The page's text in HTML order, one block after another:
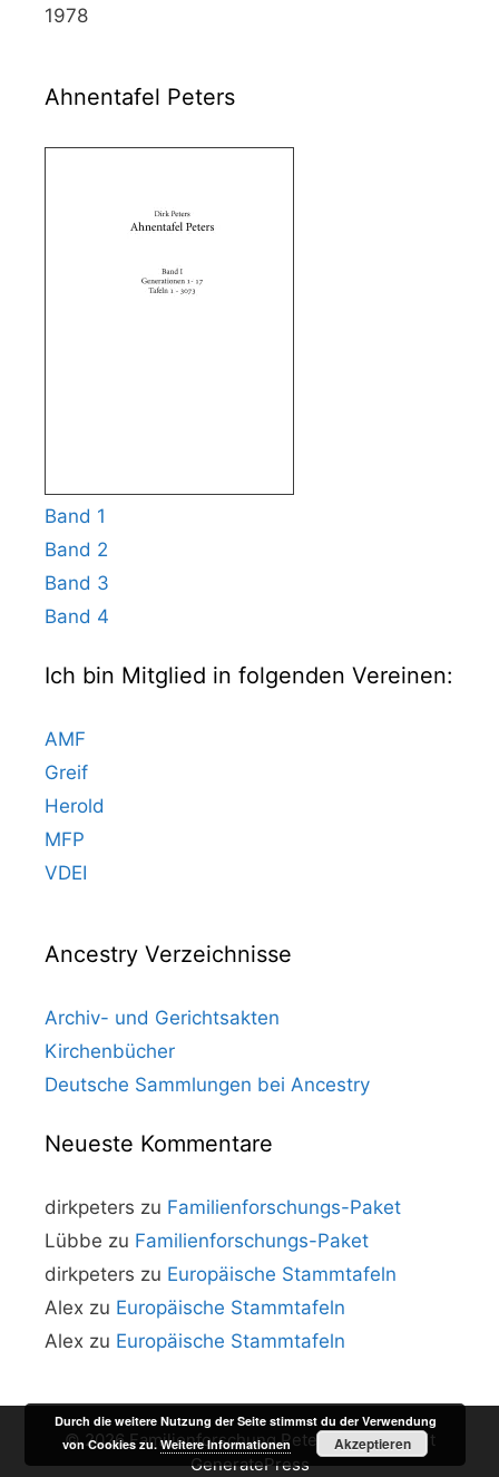
1978
Ahnentafel Peters
Band 1
Band 2
Band 3
Band 4
Ich bin Mitglied in folgenden Vereinen:
AMF
Greif
Herold
MFP
VDEI
Ancestry Verzeichnisse
Archiv- und Gerichtsakten
Kirchenbücher
Deutsche Sammlungen bei Ancestry
Neueste Kommentare
dirkpeters zu Familienforschungs-Paket
Lübbe zu Familienforschungs-Paket
dirkpeters zu Europäische Stammtafeln
Alex zu Europäische Stammtafeln
Alex zu Europäische Stammtafeln
© 2026 Familienforschung Peters
• Erstellt mit
GeneratePress
Durch die weitere Nutzung der Seite stimmst du der Verwendung
von Cookies zu.Weitere Informationen Akzeptieren